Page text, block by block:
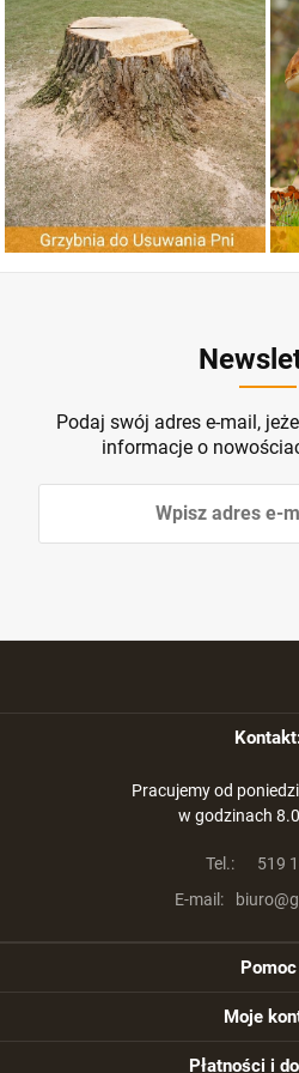
G
r
z
y
b
n
ia
d
o
U
suw
ania
P
n
i
ZOBACZ
Podaj swój adres e-mail,
informacje o
Pracujemy od
w godzinach
Tel.:
519
E-mail:
Pomoc
Moje
Płatności i